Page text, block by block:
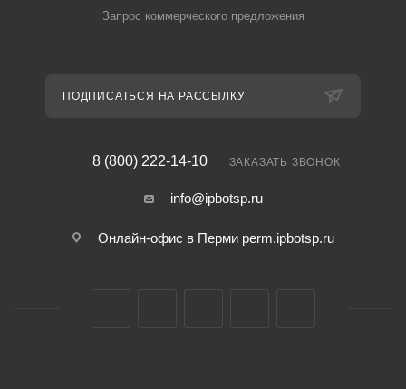
Запрос коммерческого предложения
ПОДПИСАТЬСЯ НА РАССЫЛКУ
8 (800) 222-14-10 ЗАКАЗАТЬ ЗВОНОК
info@ipbotsp.ru
Онлайн-офис в Перми perm.ipbotsp.ru